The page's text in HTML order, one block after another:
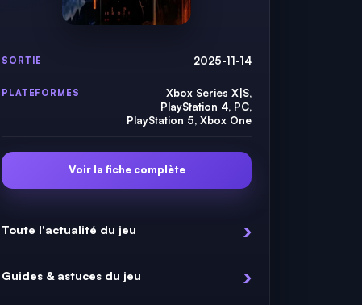
SORTIE 2025-11-14
PLATEFORMES
Xbox Series X|S,
PlayStation 4, PC,
PlayStation 5, Xbox One
Voir la fiche complète
Toute l'actualité du jeu
Guides & astuces du jeu